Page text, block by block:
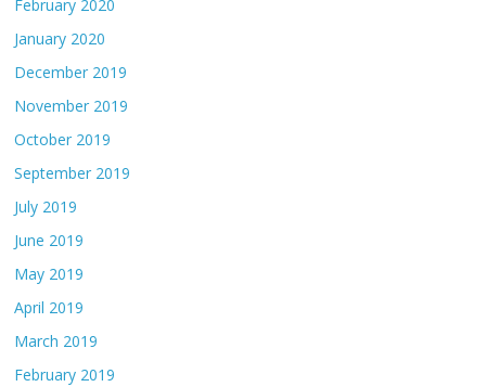
February 2020
January 2020
December 2019
November 2019
October 2019
September 2019
July 2019
June 2019
May 2019
April 2019
March 2019
February 2019